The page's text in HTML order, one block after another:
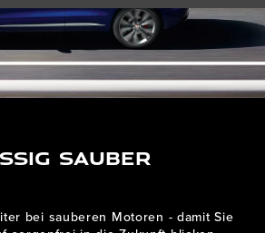
SAUBER
bei sauberen Motoren - damit Sie